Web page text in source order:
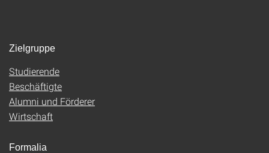
Zielgruppe
Studierende
Beschäftigte
Alumni und Förderer
Wirtschaft
Formalia